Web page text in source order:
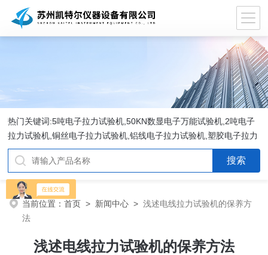
热门关键词:5吨电子拉力试验机,50KN数显电子万能试验机,2吨电子
拉力试验机,铜丝电子拉力试验机,铝线电子拉力试验机,塑胶电子拉力
试验机.
当前位置：首页 > 新闻中心 >浅述电线拉力试验机的保养方
法
浅述电线拉力试验机的保养方法